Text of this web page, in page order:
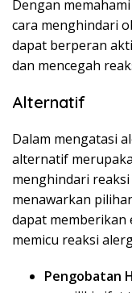
Dengan
cara menghindari
dapat berperan
dan mencegah
Alternatif
Dalam mengatasi
alternatif
menghindari
menawarkan
dapat
memicu reaksi
Pengobatan